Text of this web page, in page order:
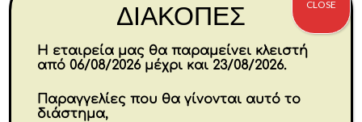
ΔΙΑΚΟΠΕΣ
Η εταιρεία μας θα παραμείνει κλειστή
από 06/08/2026 μέχρι και 23/08/2026.
Παραγγελίες που θα γίνονται αυτό το
διάστημα,
CLOSE